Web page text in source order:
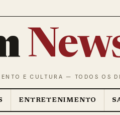
E CULTURA — TODOS OS
ENTRETENIMENTO